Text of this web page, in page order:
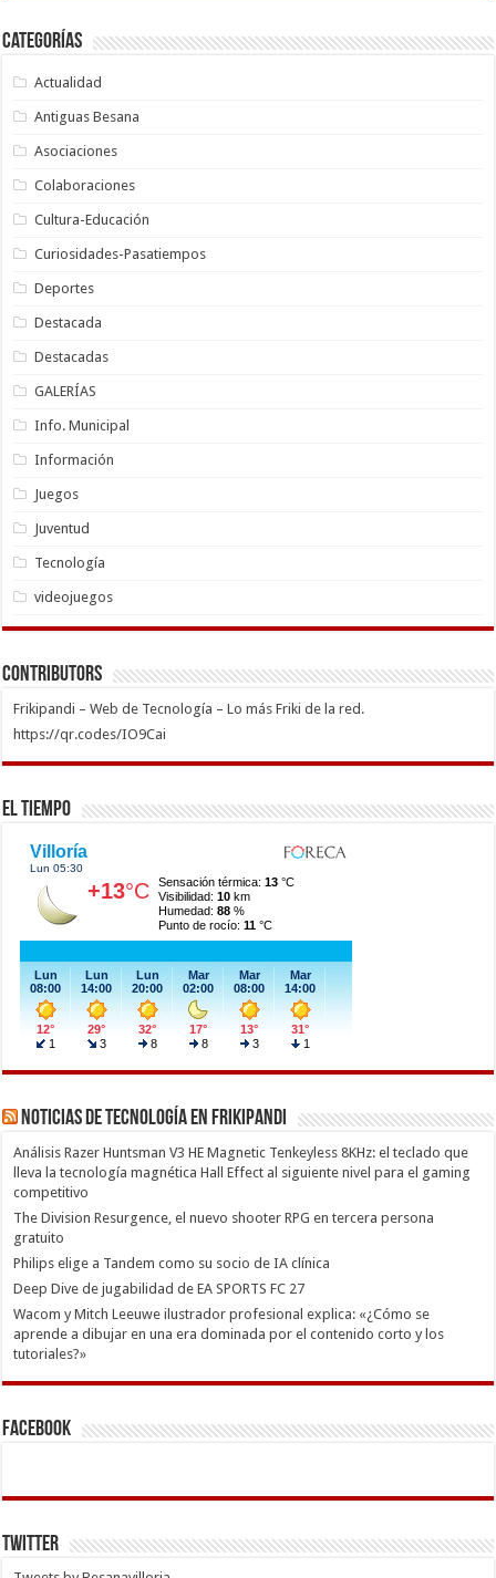
Categorías
Actualidad
Antiguas Besana
Asociaciones
Colaboraciones
Cultura-Educación
Curiosidades-Pasatiempos
Deportes
Destacada
Destacadas
GALERÍAS
Info. Municipal
Información
Juegos
Juventud
Tecnología
videojuegos
Contributors
Frikipandi – Web de Tecnología – Lo más Friki de la red.
https://qr.codes/IO9Cai
El Tiempo
Noticias de Tecnología en Frikipandi
Análisis Razer Huntsman V3 HE Magnetic Tenkeyless 8KHz: el teclado que
lleva la tecnología magnética Hall Effect al siguiente nivel para el gaming
competitivo
The Division Resurgence, el nuevo shooter RPG en tercera persona
gratuito
Philips elige a Tandem como su socio de IA clínica
Deep Dive de jugabilidad de EA SPORTS FC 27
Wacom y Mitch Leeuwe ilustrador profesional explica: «¿Cómo se
aprende a dibujar en una era dominada por el contenido corto y los
tutoriales?»
Facebook
Twitter